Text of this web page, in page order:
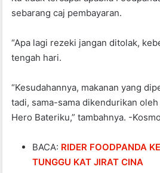
sebarang caj pembayaran.
“Apa lagi rezeki jangan ditolak,
tengah hari.
“Kesudahannya, makanan yang
tadi, sama-sama dikendurikan
Hero Bateriku,” tambahnya. -
BACA: RIDER FOODPANDA
TUNGGU KAT JIRAT CINA